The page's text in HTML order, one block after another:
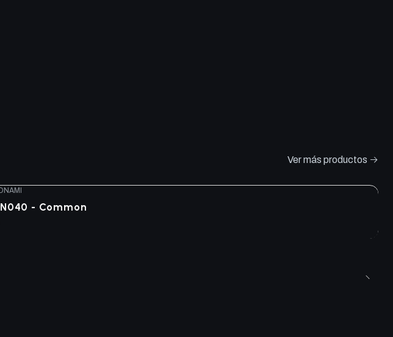
Ver más productos
- Common